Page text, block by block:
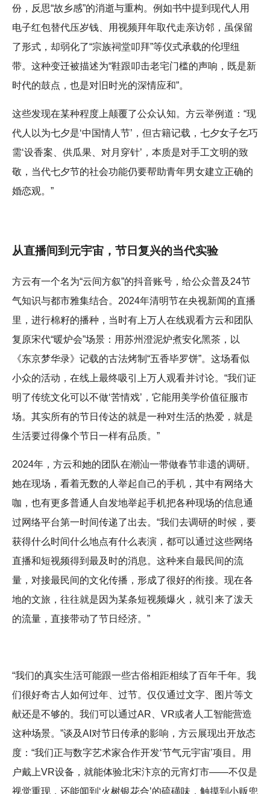
份，反思“故乡感”的消逝与重构。例如书中提到现代人用
电子红包替代压岁钱、用视频拜年取代走亲访邻，虽保留
了形式，却弱化了“宗族祠堂叩拜”等仪式承载的伦理纽
带。这种变迁被描述为“鞋跟叩击老宅门槛的声响，既是新
时代的鼓点，也是对旧时光的深情应和”。
这些发现在某种程度上颠覆了公众认知。方云举例道：“现
代人以为七夕是‘中国情人节’，但古籍记载，七夕女子乞巧
需‘设香案、供瓜果、对月穿针’，本质是对手工文明的致
敬，当代七夕节的社会功能仍要帮助青年男女建立正确的
婚恋观。”
从直播间到元宇宙，节日复兴的当代实验
方云有一个名为“云间方叙”的抖音账号，给公众普及24节
气知识与都市雅集结合。2024年清明节在央视新闻的直播
里，进行棉籽的播种，当时有上万人在线观看方云和团队
复原宋代“暖炉会”场景：用苏州澄泥炉煮安化黑茶，以
《东京梦华录》记载的古法烤制“五香毕罗饼”。这场看似
小众的活动，在线上最终吸引上万人观看并讨论。“我们证
明了传统文化可以不做‘苦情戏’，它能用美学价值征服市
场。其实所有的节日传达的就是一种对生活的热爱，就是
生活要过得像个节日一样有品质。”
2024年，方云和她的团队在潮汕一带做春节非遗的调研。
她在现场，看着无数的人举起自己的手机，其中有网络大
咖，也有更多普通人自发地举起手机把各种现场的信息通
过网络平台第一时间传递了出去。“我们去调研的时候，要
获得什么时间什么地点有什么表演，都可以通过这些网络
直播和短视频得到最及时的消息。这种来自最民间的流
量，对接最民间的文化传播，形成了很好的衔接。现在各
地的文旅，往往就是因为某条短视频爆火，就引来了泼天
的流量，直接带动了节日经济。”
“我们的真实生活可能跟一些古俗相距相续了百年千年。我
们很好奇古人如何过年、过节。仅仅通过文字、图片等文
献还是不够的。我们可以通过AR、VR或者人工智能营造
这种场景。”谈及AI对节日传承的影响，方云展现出开放态
度：“我们正与数字艺术家合作开发‘节气元宇宙’项目。用
户戴上VR设备，就能体验北宋汴京的元宵灯市——不仅是
视觉重现，还能闻到‘火树银花合’的硫磺味，触摸到小贩兜